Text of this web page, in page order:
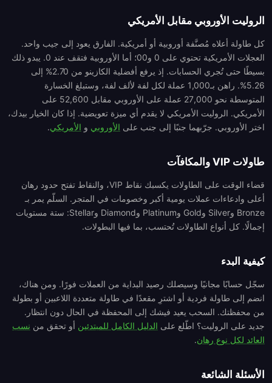
الروليت الأوروبي مقابل الأمريكي
كل طاولة أعلاه مُصنَّفة أوروبية أو أمريكية. الفارق يعود إلى جيب واحد.
العجلات الأمريكية تحتوي على 0 و00؛ أما الأوروبية فتقف عند 0. يبدو ذلك
بسيطًا حتى تُجري الحسابات. إذ يرفع أفضلية الكازينو من 2.70% إلى
5.26%. راهن بـ1,000 عملة لكل لفة لألف لفة، وستبلغ الخسارة
المتوسطة نحو 27,000 عملة على الأوروبي مقابل 52,600 على
الأمريكي. الروليت الأمريكي لا يقدم أي ميزة تعويضية. إذا كان الخيار بيدك،
اختر الأوروبي. جرّبهما جنبًا إلى جنب على الأوروبي و الأمريكي.
طاولات VIP والمكافآت
قضاء الوقت على الطاولات يكسبك نقاط VIP، والنقاط تفتح حدود رهان
أعلى وادعاءات عملات يومية أكبر وخصومات في المتجر. السلّم يمر بـ
Bronze وSilver وGold وPlatinum وDiamond وStellar: ستة مستويات
إجمالًا. كل أنواع الطاولات تُحتسب، بما فيها البطولات.
كيفية البدء
سجّل حسابًا مجانيًا وسيصلك رصيد البداية من العملات فورًا. ومن هناك،
انضم إلى طاولة فردية أو اشترِ مقعدًا في طاولة متعددة اللاعبين أو بطولة
من محفظتك. السحب يعيد فيشك إلى المحفظة في الحال دون انتظار.
جديد على الروليت؟ اطّلع على الدليل الكامل للمبتدئين أو تحقق من نسب
العائد لكل نوع رهان.
الأسئلة الشائعة